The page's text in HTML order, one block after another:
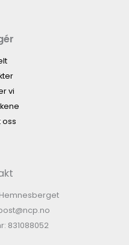
vi
oss
Hemnesberget
831088052